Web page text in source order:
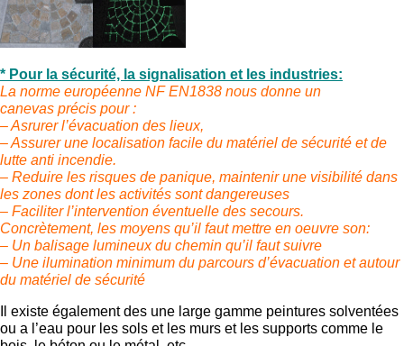
* Pour la sécurité, la signalisation et les industries:
La norme européenne NF EN1838 nous donne un
canevas précis pour :
– Asrurer l’évacuation des lieux,
– Assurer une localisation facile du matériel de sécurité et de
lutte anti incendie.
– Reduire les risques de panique, maintenir une visibilité dans
les zones dont les activités sont dangereuses
– Faciliter l’intervention éventuelle des secours.
Concrètement, les moyens qu’il faut mettre en oeuvre son:
– Un balisage lumineux du chemin qu’il faut suivre
– Une ilumination minimum du parcours d’évacuation et autour
du matériel de sécurité
Il existe également des une large gamme peintures solventées
ou a l’eau pour les sols et les murs et les supports comme le